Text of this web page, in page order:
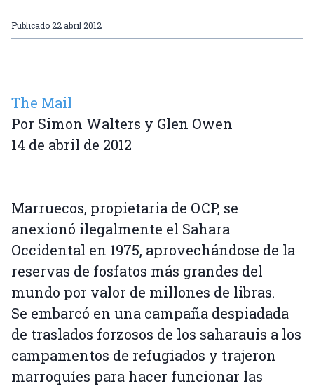
Publicado 22 abril 2012
The Mail
Por Simon Walters y Glen Owen
14 de abril de 2012
Marruecos, propietaria de OCP, se
anexionó ilegalmente el Sahara
Occidental en 1975, aprovechándose de la
reservas de fosfatos más grandes del
mundo por valor de millones de libras.
Se embarcó en una campaña despiadada
de traslados forzosos de los saharauis a los
campamentos de refugiados y trajeron
marroquíes para hacer funcionar las